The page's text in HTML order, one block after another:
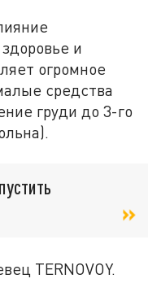
и
огромное
средства
груди до 3-го
TERNOVOY.